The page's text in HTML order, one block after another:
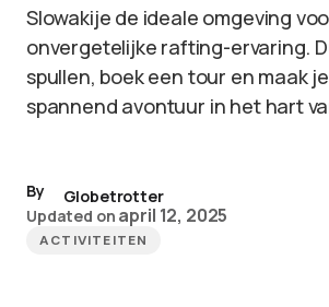
Slowakije de ideale omgeving
onvergetelijke rafting-ervaring.
spullen, boek een tour en maak
spannend avontuur in het hart
By
Globetrotter
Updated on april 12, 2025
ACTIVITEITEN